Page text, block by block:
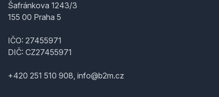
Šafránkova 1243/3
155 00 Praha 5
IČO: 27455971
DIČ: CZ27455971
+420 251 510 908, info@b2m.cz